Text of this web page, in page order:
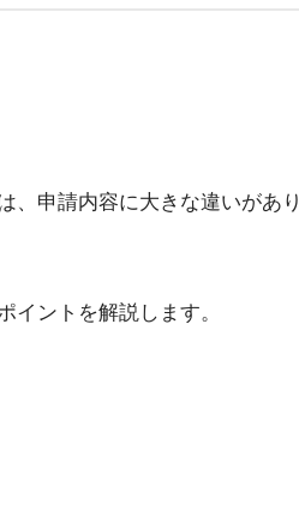
、申請内容に大きな違いがあり
イントを解説します。